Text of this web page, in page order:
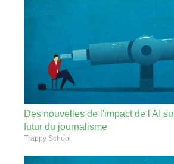
Des nouvelles de l'impact de l'AI
futur du journalisme
Trappy School